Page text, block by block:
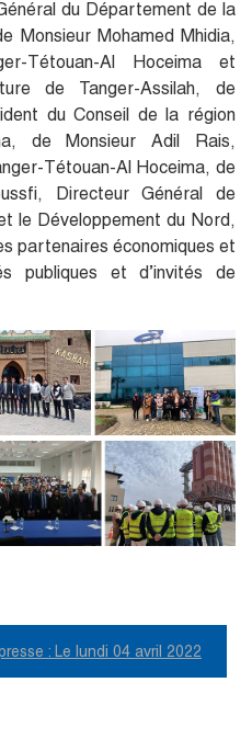
du Département de la
Monsieur Mohamed Mhidia,
Tétouan-Al Hoceima et
de Tanger-Assilah, de
du Conseil de la région
de Monsieur Adil Rais,
Tétouan-Al Hoceima, de
Directeur Général de
le Développement du Nord,
partenaires économiques et
publiques et d’invités de
: Le lundi 04 avril 2022